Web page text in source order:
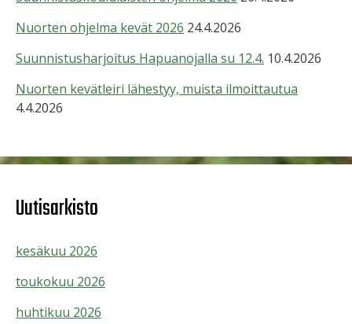
Nuorten ohjelma kevät 2026 24.4.2026
Suunnistusharjoitus Hapuanojalla su 12.4. 10.4.2026
Nuorten kevätleiri lähestyy, muista ilmoittautua
4.4.2026
Uutisarkisto
kesäkuu 2026
toukokuu 2026
huhtikuu 2026